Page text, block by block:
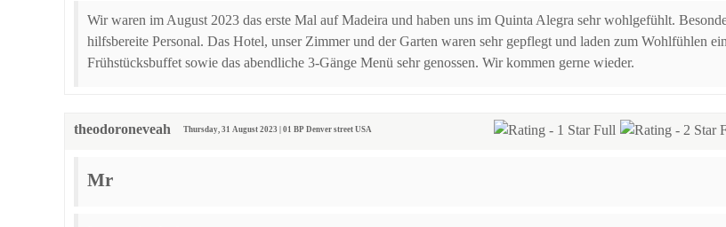
Wir waren im August 2023 das erste Mal auf Madeira und haben uns im Quinta Alegra sehr wohlgefühlt.
hilfsbereite Personal. Das Hotel, unser Zimmer und der Garten waren sehr gepflegt und laden zum Wohlfühlen
Frühstücksbuffet sowie das abendliche 3-Gänge Menü sehr genossen. Wir kommen gerne wieder.
theodoroneveah Thursday, 31 August 2023 | 01 BP Denver street USA
Mr